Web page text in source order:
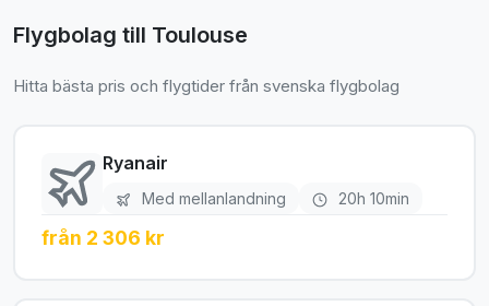
Flygbolag till Toulouse
Hitta bästa pris och flygtider från svenska flygbolag
Ryanair
Med mellanlandning 20h 10min
från 2 306 kr